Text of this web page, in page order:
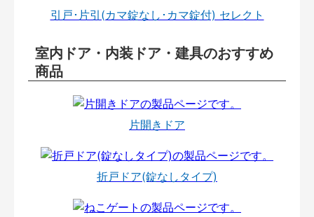
引戸･片引(カマ錠なし･カマ錠付) セレクト
室内ドア・内装ドア・建具のおすすめ
商品
片開きドア
折戸ドア(錠なしタイプ)